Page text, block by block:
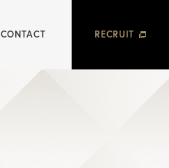
CONTACT RECRUIT